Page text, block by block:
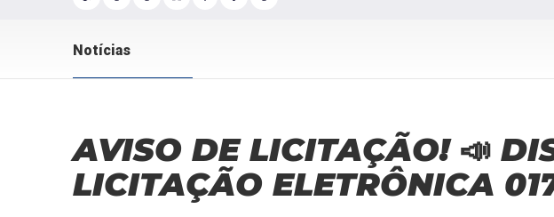
Notícias
AVISO DE LICITAÇÃO! 📣
LICITAÇÃO ELETRÔNICA